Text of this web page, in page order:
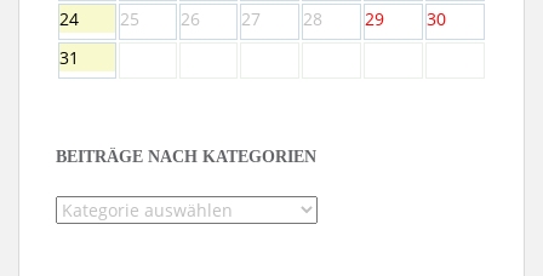
24
25 26 27 28 29
30
31
BEITRÄGE NACH KATEGORIEN
Beiträge